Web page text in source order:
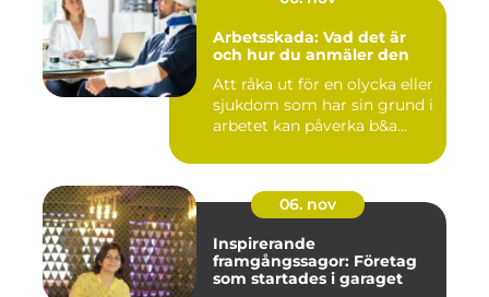
Arbetsskada: Vad det är
och hur du anmäler den
Att råka ut för en olycka eller
sjukdom som har sin grund i
arbetet kan påverka b&a...
06. nov
Inspirerande
framgångssagor: Företag
som startades i garaget